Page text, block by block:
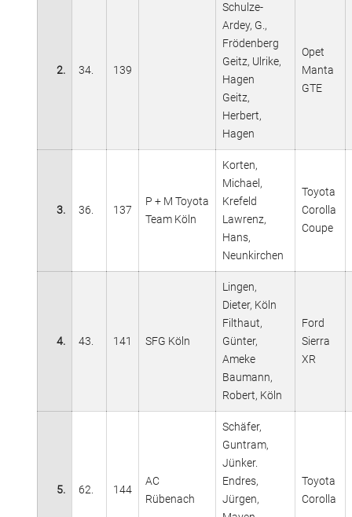
2. 34. 139
Schulze-
Ardey, G.,
Frödenberg
Geitz, Ulrike,
Hagen
Geitz,
Herbert,
Hagen
Opet
Manta
GTE
3. 36. 137
P + M Toyota
Team Köln
Korten,
Michael,
Krefeld
Lawrenz,
Hans,
Neunkirchen
Toyota
Corolla
Coupe
4. 43. 141 SFG Köln
Lingen,
Dieter, Köln
Filthaut,
Günter,
Ameke
Baumann,
Robert, Köln
Ford
Sierra
XR
5. 62. 144
AC
Rübenach
Schäfer,
Guntram,
Jünker.
Endres,
Jürgen,
Toyota
Corolla